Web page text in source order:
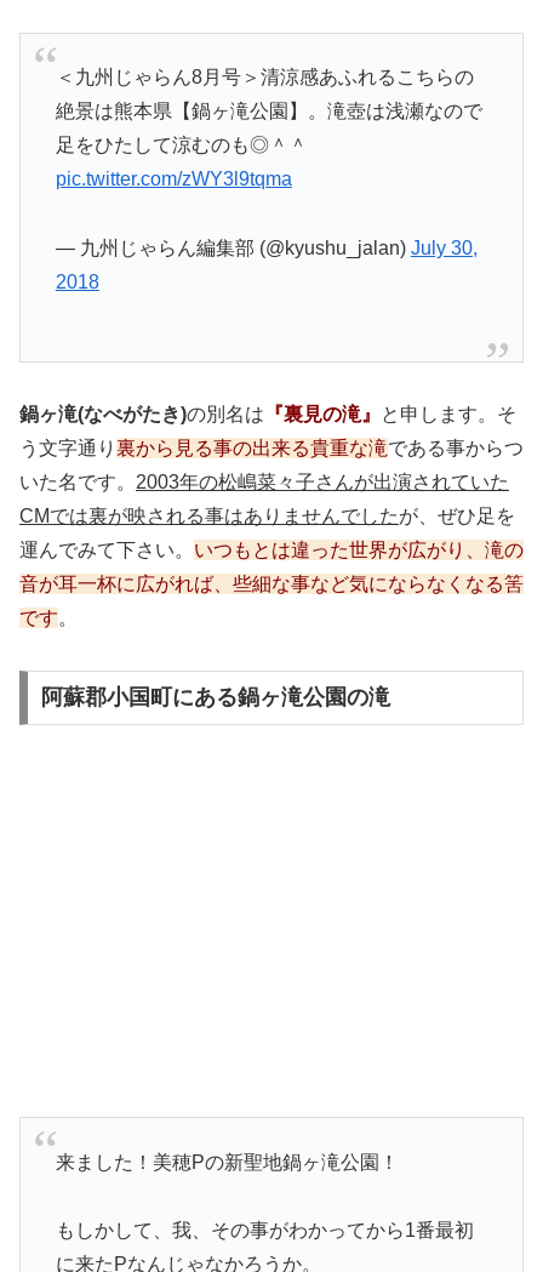
＜九州じゃらん8月号＞清涼感あふれるこちらの
絶景は熊本県【鍋ヶ滝公園】。滝壺は浅瀬なので
足をひたして涼むのも◎＾＾
pic.twitter.com/zWY3l9tqma
— 九州じゃらん編集部 (@kyushu_jalan) July 30,
2018
鍋ヶ滝(なべがたき)の別名は 『裏見の滝』
と申します。そ
う文字通り 裏から見る事の出来る貴重な滝である事からつ
いた名です。 2003年の松嶋菜々子さんが出演されていた
CMでは裏が映される事はありませんでしたが、ぜひ足を
運んでみて下さい。 いつもとは違った世界が広がり、滝の
音が耳一杯に広がれば、些細な事など気にならなくなる筈
です。
阿蘇郡小国町にある鍋ヶ滝公園の滝
来ました！美穂Pの新聖地鍋ヶ滝公園！
もしかして、我、その事がわかってから1番最初
に来たPなんじゃなかろうか。